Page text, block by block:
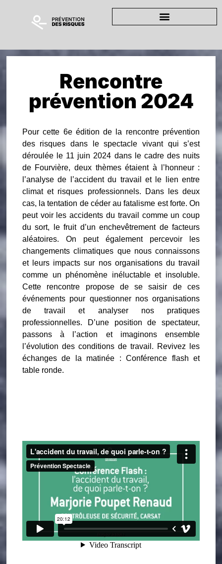
Rencontre
prévention 2024
Pour cette 6e édition de la rencontre prévention
des risques dans le spectacle vivant qui s’est
déroulée le 11 juin 2024 dans le cadre des nuits
de Fourvière, deux thèmes étaient à l’honneur :
l’analyse de l’accident du travail et le lien entre
climat et risques professionnels. Dans les deux
cas, la tentation de céder au fatalisme est forte. On
peut voir les accidents du travail comme un coup
du sort, le fruit d’un enchevêtrement de facteurs
aléatoires. On peut également percevoir les
changements climatiques que nous connaissons
et leurs impacts sur nos organisations du travail
comme un phénomène inéluctable et insoluble.
Cette rencontre propose de se saisir de ces
événements pour questionner nos organisations
de travail et analyser nos pratiques
professionnelles. D’une position de spectateur,
passons à l’action et imaginons ensemble
l’évolution des conditions de travail. Revivez les
échanges de la matinée : Conférence flash et
table ronde.